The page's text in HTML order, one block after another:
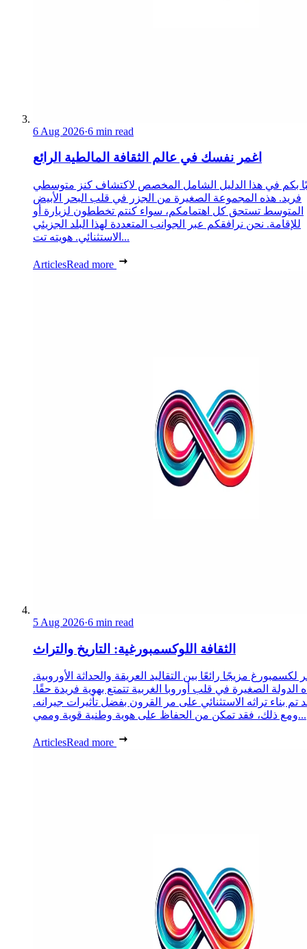
6 Aug 2026·6 min read
اغمر نفسك في عالم الثقافة المالطية الرائع
بكم في هذا الدليل الشامل المخصص لاكتشاف كنز متوسطي
فريد. هذه المجموعة الصغيرة من الجزر في قلب البحر الأبيض
المتوسط تستحق كل اهتمامكم، سواء كنتم تخططون لزيارة أو
للإقامة. نحن نرافقكم عبر الجوانب المتعددة لهذا البلد الجزيئي
الاستثنائي. هويته تت...
ArticlesRead more
5 Aug 2026·6 min read
الثقافة اللوكسمبورغية: التاريخ والتراث
لكسمبورغ مزيجًا رائعًا بين التقاليد العريقة والحداثة الأوروبية.
الدولة الصغيرة في قلب أوروبا الغربية تتمتع بهوية فريدة حقًا.
تم بناء تراثه الاستثنائي على مر القرون بفضل تأثيرات جيرانه.
ومع ذلك، فقد تمكن من الحفاظ على هوية وطنية قوية وممي...
ArticlesRead more